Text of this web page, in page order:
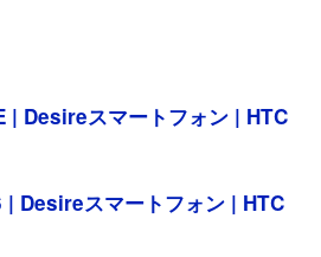
| Desireスマートフォン | HTC
Desireスマートフォン | HTC